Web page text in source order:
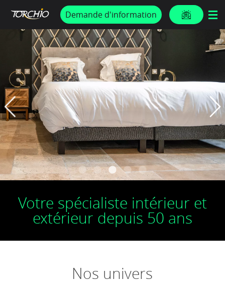
PROMOS & ACTUSDemande d'information
Votre spécialiste intérieur et
extérieur depuis 50 ans
Nos univers